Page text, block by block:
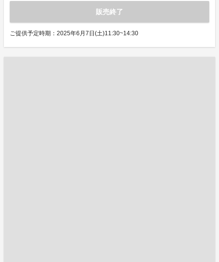
販売終了
ご提供予定時期：2025年6月7日(土)11:30~14:30